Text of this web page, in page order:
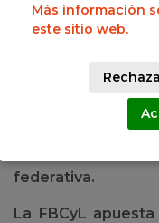
Mantengo el
las provincias,
mujeres,
todos los
federativa.
La FBCyL
Más información
este sitio web.